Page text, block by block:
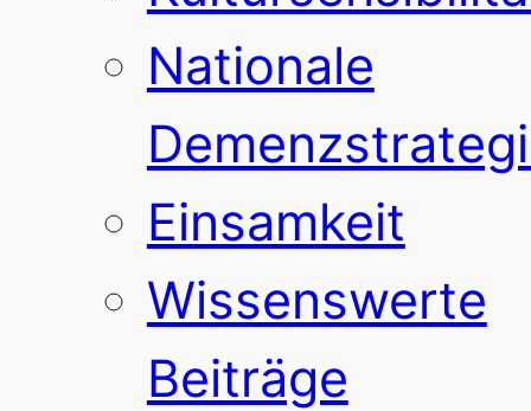
Nationale
Einsamkeit
Wissenswerte
Beiträge